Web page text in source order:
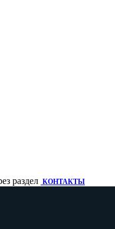
раздел КОНТАКТЫ